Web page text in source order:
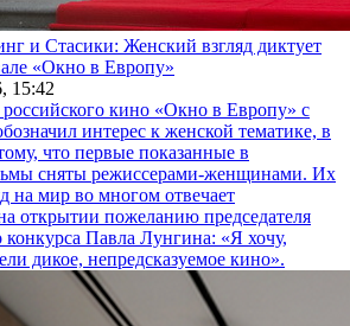
и Стасики: Женский взгляд диктует
«Окно в Европу»
15:42
российского кино «Окно в Европу» с
интерес к женской тематике, в
что первые показанные в
сняты режиссерами-женщинами. Их
на мир во многом отвечает
открытии пожеланию председателя
Павла Лунгина: «Я хочу,
дикое, непредсказуемое кино».